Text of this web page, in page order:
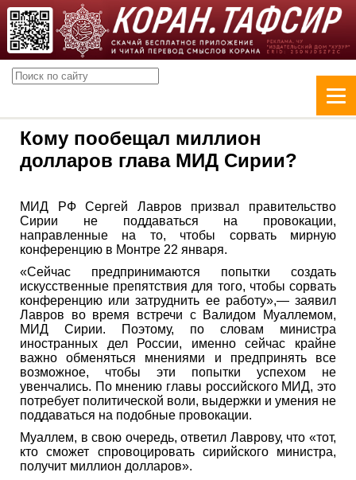
Кому пообещал миллион
долларов глава МИД Сирии?
МИД РФ Сергей Лавров призвал правительство
Сирии не поддаваться на провокации,
направленные на то, чтобы сорвать мирную
конференцию в Монтре 22 января.
«Сейчас предпринимаются попытки создать
искусственные препятствия для того, чтобы сорвать
конференцию или затруднить ее работу»,— заявил
Лавров во время встречи с Валидом Муаллемом,
МИД Сирии. Поэтому, по словам министра
иностранных дел России, именно сейчас крайне
важно обменяться мнениями и предпринять все
возможное, чтобы эти попытки успехом не
увенчались. По мнению главы российского МИД, это
потребует политической воли, выдержки и умения не
поддаваться на подобные провокации.
Муаллем, в свою очередь, ответил Лаврову, что «тот,
кто сможет спровоцировать сирийского министра,
получит миллион долларов».